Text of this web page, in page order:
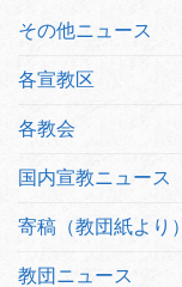
その他ニュース
各宣教区
各教会
国内宣教ニュース
寄稿（教団紙より）
教団ニュース